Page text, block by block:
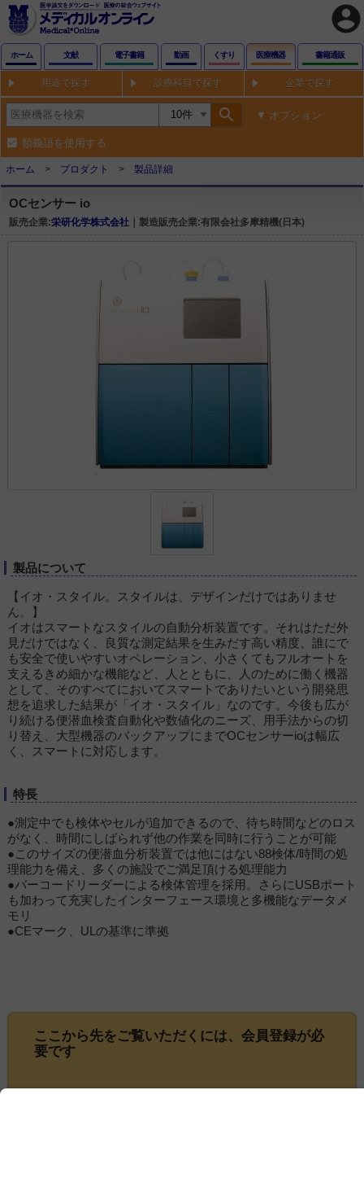
account_circle
ホーム 文献 電子書籍 動画 くすり 医療機器 書籍通販
用途で探す 診療科目で探す 企業で探す
search オプション
類義語を使用する
ホーム プロダクト 製品詳細
OCセンサー io
販売企業:栄研化学株式会社 ｜製造販売企業:有限会社多摩精機(日本)
製品について
【イオ・スタイル。スタイルは、デザインだけではありませ
ん。】
イオはスマートなスタイルの自動分析装置です。それはただ外
見だけではなく、良質な測定結果を生みだす高い精度、誰にで
も安全で使いやすいオペレーション、小さくてもフルオートを
支えるきめ細かな機能など、人とともに、人のために働く機器
として、そのすべてにおいてスマートでありたいという開発思
想を追求した結果が「イオ・スタイル」なのです。今後も広が
り続ける便潜血検査自動化や数値化のニーズ、用手法からの切
り替え、大型機器のバックアップにまでOCセンサーioは幅広
く、スマートに対応します。
特長
●測定中でも検体やセルが追加できるので、待ち時間などのロス
がなく、時間にしばられず他の作業を同時に行うことが可能
●このサイズの便潜血分析装置では他にはない88検体/時間の処
理能力を備え、多くの施設でご満足頂ける処理能力
●バーコードリーダーによる検体管理を採用。さらにUSBポート
も加わって充実したインターフェース環境と多機能なデータメ
モリ
●CEマーク、ULの基準に準拠
ここから先をご覧いただくには、 会員登録が必
要です